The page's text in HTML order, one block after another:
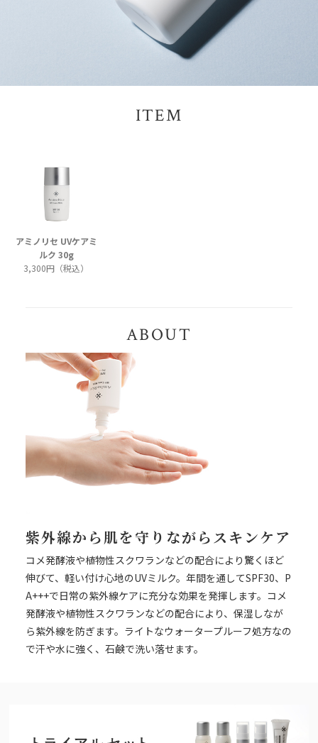
ITEM
アミノリセ UVケアミ
ルク 30g
3,300円（税込）
ABOUT
紫外線から肌を守りながらスキンケア
コメ発酵液や植物性スクワランなどの配合により驚くほど
伸びて、軽い付け心地のUVミルク。年間を通してSPF30、P
A+++で日常の紫外線ケアに充分な効果を発揮します。コメ
発酵液や植物性スクワランなどの配合により、保湿しなが
ら紫外線を防ぎます。ライトなウォータープルーフ処方なの
で汗や水に強く、石鹸で洗い落せます。